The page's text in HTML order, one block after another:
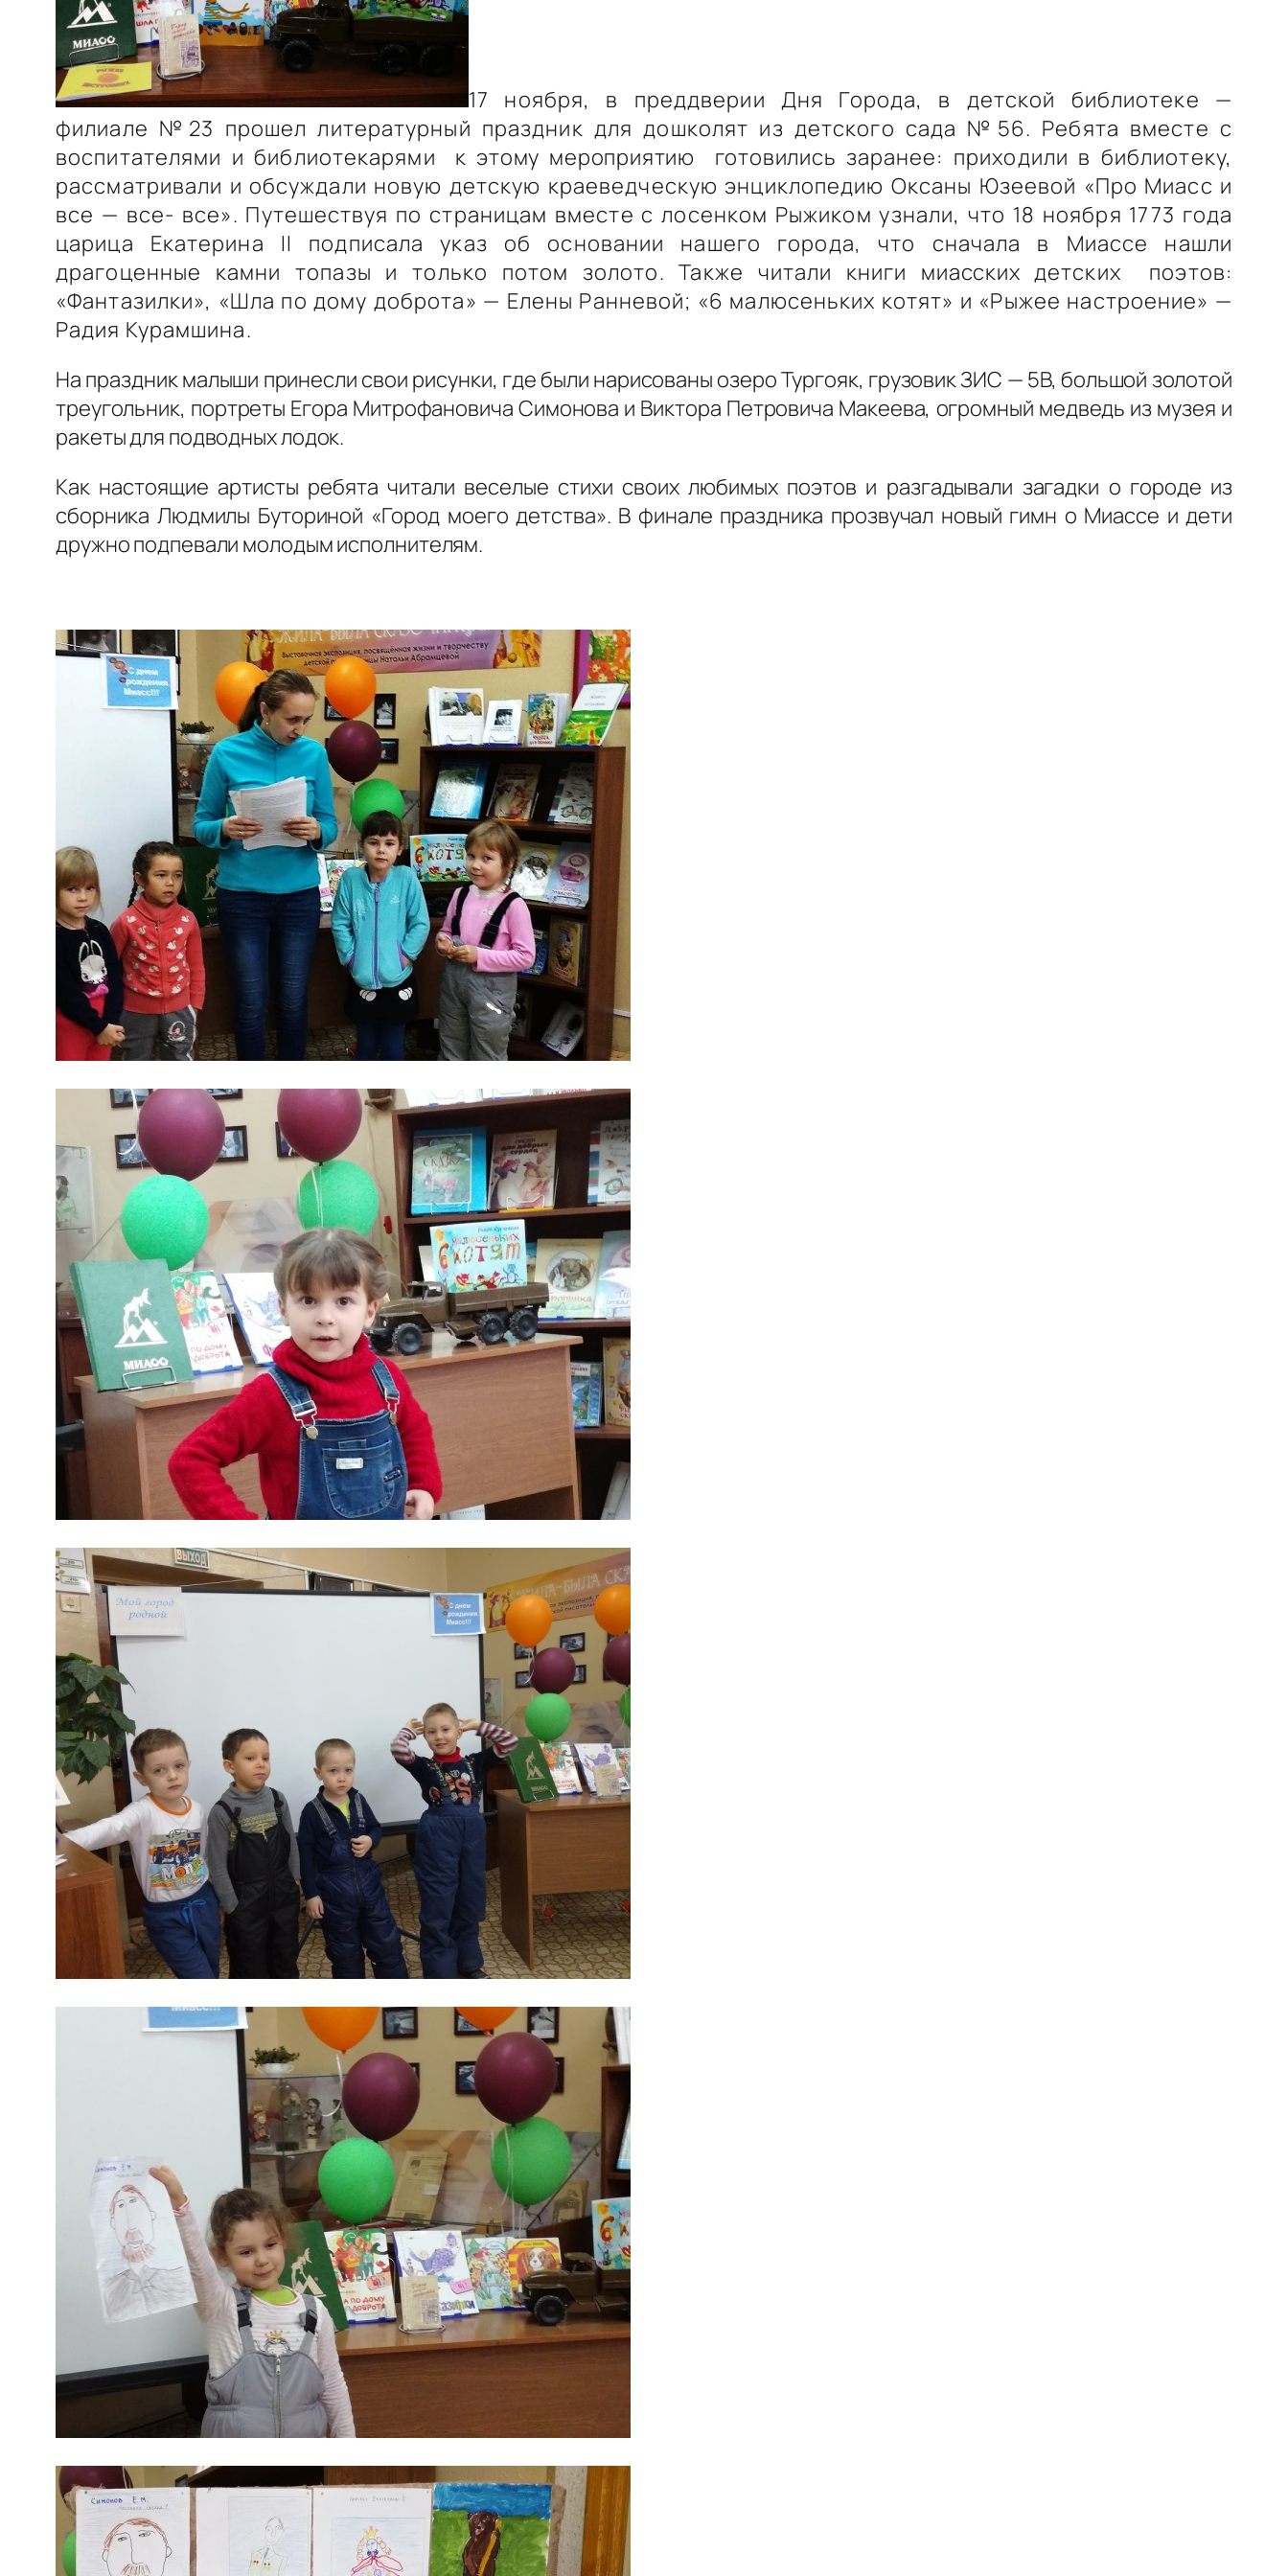
17 ноября, в преддверии Дня Города, в детской библиотеке —
филиале №23 прошел литературный праздник для дошколят из детского сада №56. Ребята вместе с
воспитателями и библиотекарями
к этому мероприятию готовились заранее: приходили в библиотеку,
рассматривали и обсуждали новую детскую краеведческую энциклопедию Оксаны Юзеевой «Про Миасс и
все — все- все». Путешествуя по страницам вместе с лосенком Рыжиком узнали, что 18 ноября 1773 года
царица Екатерина II подписала указ об основании нашего города, что сначала в Миассе нашли
драгоценные камни топазы и только потом золото. Также читали книги миасскихдетских поэтов:
«Фантазилки», «Шла по дому доброта» — Елены Ранневой; «6 малюсеньких котят» и «Рыжее настроение» —
Радия Курамшина.
На праздник малыши принесли свои рисунки, где были нарисованы озеро Тургояк, грузовик ЗИС — 5В, большой золотой
треугольник, портреты Егора Митрофановича Симонова и Виктора Петровича Макеева, огромный медведь из музея и
ракеты для подводных лодок.
Как настоящие артисты ребята читали веселые стихи своих любимых поэтов и разгадывали загадки о городе из
сборника Людмилы Буториной «Город моего детства». В финале праздника прозвучал новый гимн о Миассе и дети
дружно подпевали молодым исполнителям.